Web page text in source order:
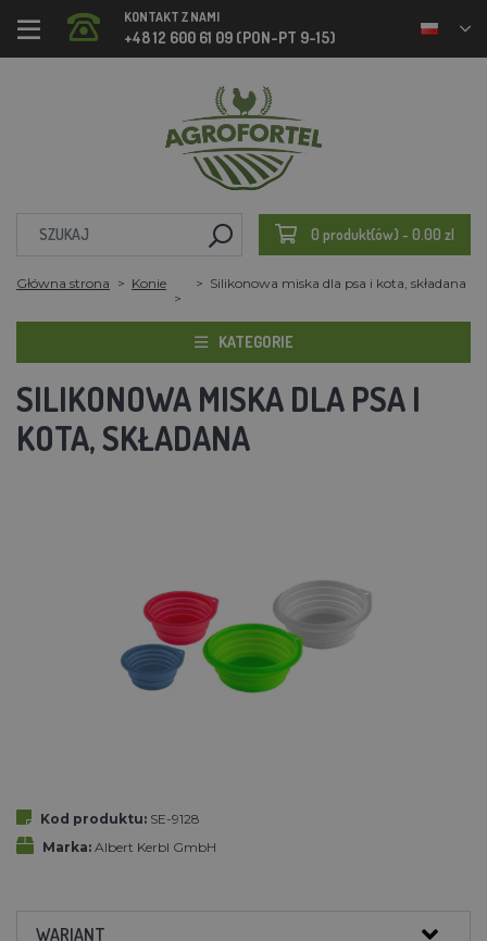
KONTAKT Z NAMI
+48 12 600 61 09 (PON-PT 9-15)
0 produkt(ów) - 0.00 zl
Główna strona Konie Silikonowa miska dla psa i kota, składana
KATEGORIE
SILIKONOWA MISKA DLA PSA I
KOTA, SKŁADANA
Kod produktu: SE-9128
Marka: Albert Kerbl GmbH
WARIANT